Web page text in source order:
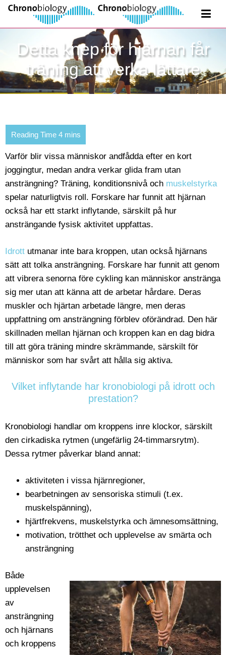
Detta knep för hjärnan får
träning att verka lättare
Varför blir vissa människor andfådda efter en kort
joggingtur, medan andra verkar glida fram utan
ansträngning? Träning, konditionsnivå och muskelstyrka
spelar naturligtvis roll. Forskare har funnit att hjärnan
också har ett starkt inflytande, särskilt på hur
ansträngande fysisk aktivitet uppfattas.
Idrott utmanar inte bara kroppen, utan också hjärnans
sätt att tolka ansträngning. Forskare har funnit att genom
att vibrera senorna före cykling kan människor anstränga
sig mer utan att känna att de arbetar hårdare. Deras
muskler och hjärtan arbetade längre, men deras
uppfattning om ansträngning förblev oförändrad. Den här
skillnaden mellan hjärnan och kroppen kan en dag bidra
till att göra träning mindre skrämmande, särskilt för
människor som har svårt att hålla sig aktiva.
Vilket inflytande har kronobiologi på idrott och
prestation?
Kronobiologi handlar om kroppens inre klockor, särskilt
den cirkadiska rytmen (ungefärlig 24-timmarsrytm).
Dessa rytmer påverkar bland annat:
aktiviteten i vissa hjärnregioner,
bearbetningen av sensoriska stimuli (t.ex.
muskelspänning),
hjärtfrekvens, muskelstyrka och ämnesomsättning,
motivation, trötthet och upplevelse av smärta och
ansträngning
Både
upplevelsen
av
ansträngning
och hjärnans
och kroppens